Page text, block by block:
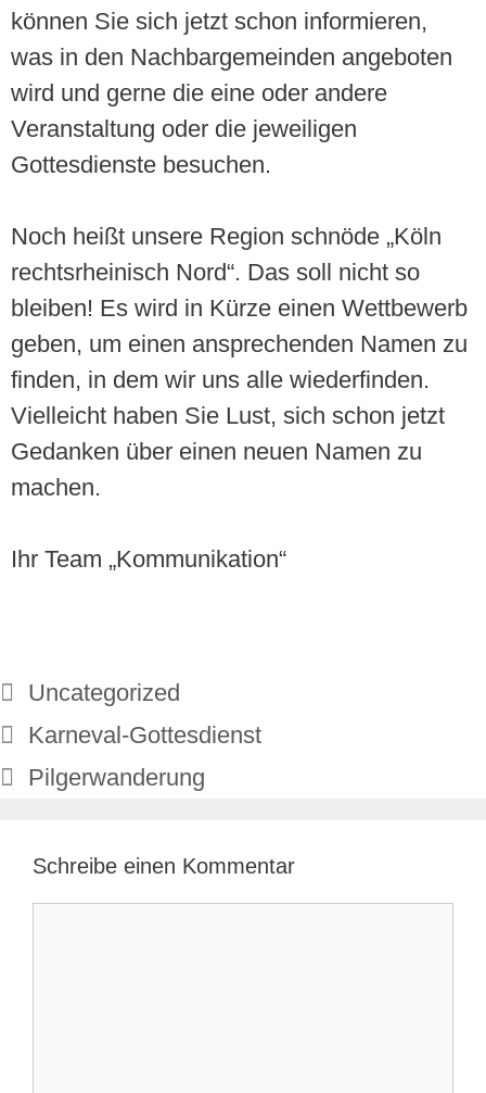
können Sie sich jetzt schon informieren,
was in den Nachbargemeinden angeboten
wird und gerne die eine oder andere
Veranstaltung oder die jeweiligen
Gottesdienste besuchen.
Noch heißt unsere Region schnöde „Köln
rechtsrheinisch Nord“. Das soll nicht so
bleiben! Es wird in Kürze einen Wettbewerb
geben, um einen ansprechenden Namen zu
finden, in dem wir uns alle wiederfinden.
Vielleicht haben Sie Lust, sich schon jetzt
Gedanken über einen neuen Namen zu
machen.
Ihr Team „Kommunikation“
Uncategorized
Karneval-Gottesdienst
Pilgerwanderung
Schreibe einen Kommentar